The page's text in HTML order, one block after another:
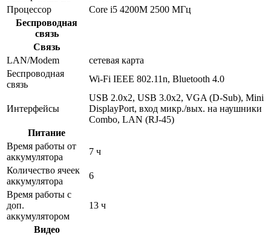
Процессор
Core i5 4200M 2500 МГц
Беспроводная
связь
Связь
LAN/Modem
сетевая карта
Беспроводная
связь
Wi-Fi IEEE 802.11n, Bluetooth 4.0
Интерфейсы
USB 2.0x2, USB 3.0x2, VGA (D-Sub), Mini
DisplayPort, вход микр./вых. на наушники
Combo, LAN (RJ-45)
Питание
Время работы от
аккумулятора
7 ч
Количество ячеек
аккумулятора
6
Время работы с
доп.
аккумулятором
13 ч
Видео